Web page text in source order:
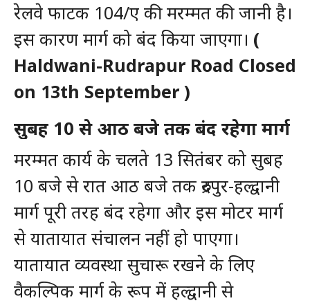
रेलवे फाटक 104/ए की मरम्मत की जानी है।
इस कारण मार्ग को बंद किया जाएगा। (
Haldwani-Rudrapur Road Closed
on 13th September )
सुबह 10 से आठ बजे तक बंद रहेगा मार्ग
मरम्मत कार्य के चलते 13 सितंबर को सुबह
10 बजे से रात आठ बजे तक रुद्रपुर-हल्द्वानी
मार्ग पूरी तरह बंद रहेगा और इस मोटर मार्ग
से यातायात संचालन नहीं हो पाएगा।
यातायात व्यवस्था सुचारू रखने के लिए
वैकल्पिक मार्ग के रूप में हल्द्वानी से